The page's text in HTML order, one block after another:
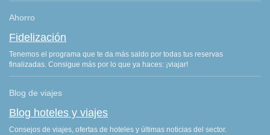
Ahorro
Fidelización
Tenemos el programa que te da más saldo por todas tus reservas
finalizadas. Consigue más por lo que ya haces: ¡viajar!
Blog de viajes
Blog hoteles y viajes
Consejos de viajes, ofertas de hoteles y últimas noticias del sector.